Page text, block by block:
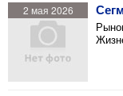
2 мая 2026